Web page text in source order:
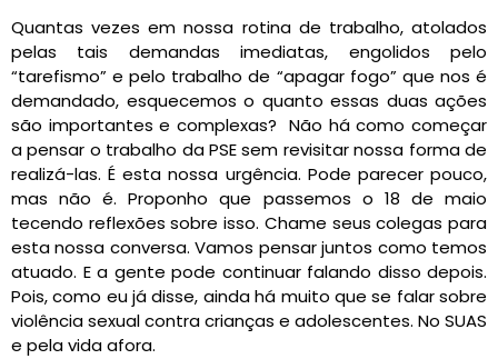
Quantas vezes em nossa rotina de trabalho, atolados
pelas tais demandas imediatas, engolidos pelo
“tarefismo” e pelo trabalho de “apagar fogo” que nos é
demandado, esquecemos o quanto essas duas ações
são importantes e complexas? Não há como começar
a pensar o trabalho da PSE sem revisitar nossa forma de
realizá-las. É esta nossa urgência. Pode parecer pouco,
mas não é. Proponho que passemos o 18 de maio
tecendo reflexões sobre isso. Chame seus colegas para
esta nossa conversa. Vamos pensar juntos como temos
atuado. E a gente pode continuar falando disso depois.
Pois, como eu já disse, ainda há muito que se falar sobre
violência sexual contra crianças e adolescentes. No SUAS
e pela vida afora.